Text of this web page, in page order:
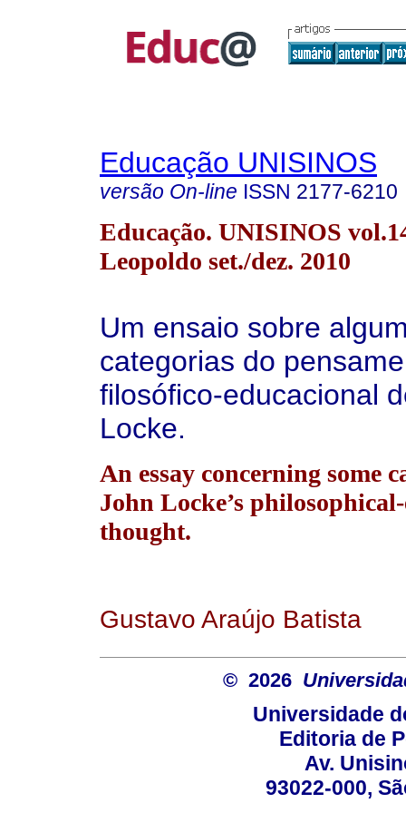
Educação UNISINOS
versão On-line ISSN 2177-6210
Educação. UNISINOS
Leopoldo set./dez. 2010
Um ensaio sobre
categorias do
filosófico-educacional
Locke.
An essay concerning some
John Locke’s
thought.
Gustavo Araújo Batista
© 2026
Universidade
Editoria de
Av.
93022-000,